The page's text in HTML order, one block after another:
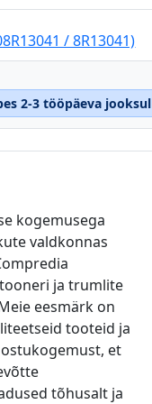
/ 8R13041)
2-3 tööpäeva jooksul
kogemusega
valdkonnas
ja trumlite
eesmärk on
tooteid ja
et
tõhusalt ja